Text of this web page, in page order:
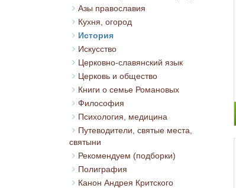
Азы православия
Кухня, огород
История
Искусство
Церковно-славянский язык
Церковь и общество
Книги о семье Романовых
Философия
Психология, медицина
Путеводители, святые места,
святыни
Рекомендуем (подборки)
Полиграфия
Канон Андрея Критского